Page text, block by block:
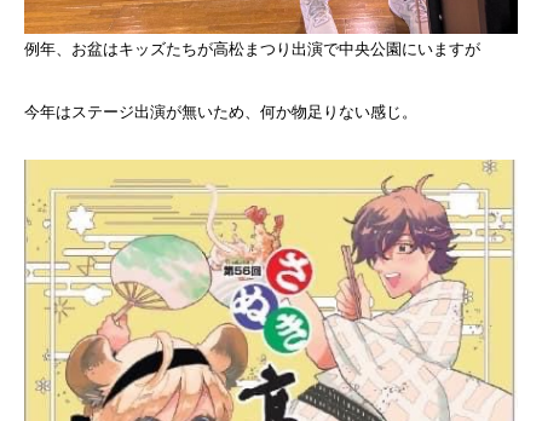
例年、お盆はキッズたちが高松まつり出演で中央公園にいますが
今年はステージ出演が無いため、何か物足りない感じ。